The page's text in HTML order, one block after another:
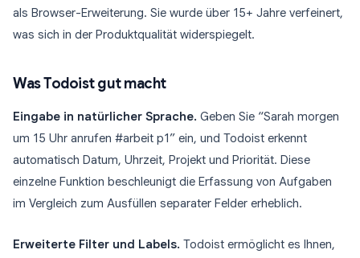
als Browser-Erweiterung. Sie wurde über 15+ Jahre verfeinert,
was sich in der Produktqualität widerspiegelt.
Was Todoist gut macht
Eingabe in natürlicher Sprache. Geben Sie “Sarah morgen
um 15 Uhr anrufen #arbeit p1” ein, und Todoist erkennt
automatisch Datum, Uhrzeit, Projekt und Priorität. Diese
einzelne Funktion beschleunigt die Erfassung von Aufgaben
im Vergleich zum Ausfüllen separater Felder erheblich.
Erweiterte Filter und Labels. Todoist ermöglicht es Ihnen,